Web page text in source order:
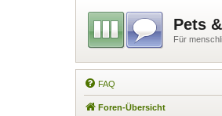
Pets
Für
FAQ
Foren-Übersicht